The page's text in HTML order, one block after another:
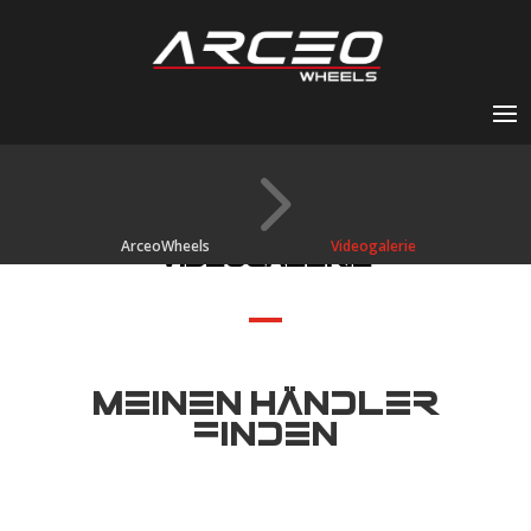
ArceoWheels 5 Videogalerie
Videogalerie
MEINEN HÄNDLER
FINDEN